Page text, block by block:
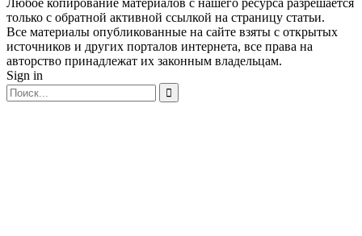
только с обратной активной ссылкой на страницу статьи.
Все материалы опубликованные на сайте взяты с открытых
источников и других порталов интернета, все права на
авторство принадлежат их законным владельцам.
Sign in